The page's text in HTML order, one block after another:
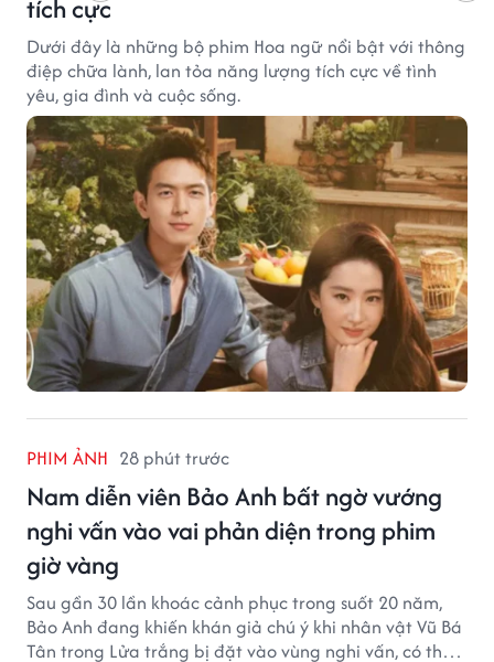
tích cực
Dưới đây là những bộ phim Hoa ngữ nổi bật với thông
điệp chữa lành, lan tỏa năng lượng tích cực về tình
yêu, gia đình và cuộc sống.
PHIM ẢNH 28 phút trước
Nam diễn viên Bảo Anh bất ngờ vướng
nghi vấn vào vai phản diện trong phim
giờ vàng
Sau gần 30 lần khoác cảnh phục trong suốt 20 năm,
Bảo Anh đang khiến khán giả chú ý khi nhân vật Vũ Bá
Tân trong Lửa trắng bị đặt vào vùng nghi vấn, có thể